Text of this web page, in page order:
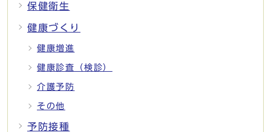
保健衛生
健康づくり
健康増進
健康診査（検診）
介護予防
その他
予防接種